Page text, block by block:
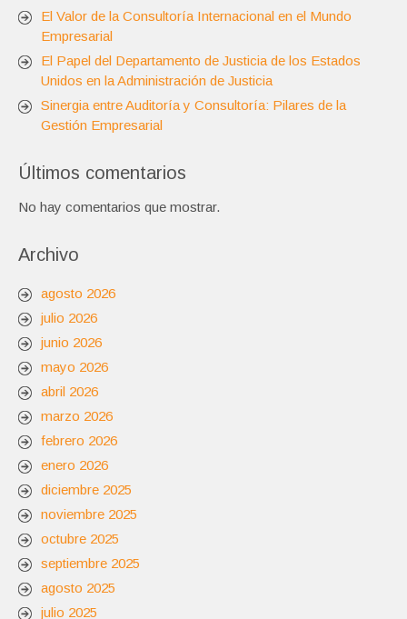
El Valor de la Consultoría Internacional en el Mundo
Empresarial
El Papel del Departamento de Justicia de los Estados
Unidos en la Administración de Justicia
Sinergia entre Auditoría y Consultoría: Pilares de la
Gestión Empresarial
Últimos comentarios
No hay comentarios que mostrar.
Archivo
agosto 2026
julio 2026
junio 2026
mayo 2026
abril 2026
marzo 2026
febrero 2026
enero 2026
diciembre 2025
noviembre 2025
octubre 2025
septiembre 2025
agosto 2025
julio 2025